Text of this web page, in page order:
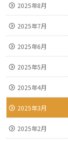
2025年8月
2025年7月
2025年6月
2025年5月
2025年4月
2025年3月
2025年2月